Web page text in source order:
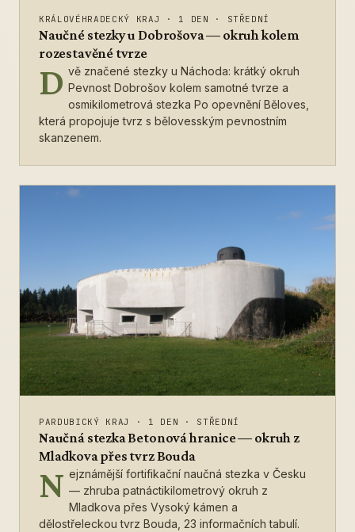
KRÁLOVÉHRADECKÝ KRAJ · 1 DEN · STŘEDNÍ
Naučné stezky u Dobrošova — okruh kolem
rozestavěné tvrze
D vě značené stezky u Náchoda: krátký okruh
Pevnost Dobrošov kolem samotné tvrze a
osmikilometrová stezka Po opevnění Běloves,
která propojuje tvrz s bělovesským pevnostním
skanzenem.
PARDUBICKÝ KRAJ · 1 DEN · STŘEDNÍ
Naučná stezka Betonová hranice — okruh z
Mladkova přes tvrz Bouda
N ejznámější fortifikační naučná stezka v Česku
— zhruba patnáctikilometrový okruh z
Mladkova přes Vysoký kámen a
dělostřeleckou tvrz Bouda, 23 informačních tabulí.